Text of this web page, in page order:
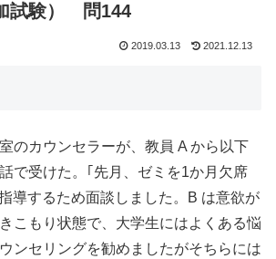
試験） 問144
2019.03.13 2021.12.13
のカウンセラーが、教員 A から以下
で受けた。｢先月、ゼミを1か月欠席
導するため面談しました。B は意欲が
こもり状態で、大学生にはよくある悩
ンセリングを勧めましたがそちらには